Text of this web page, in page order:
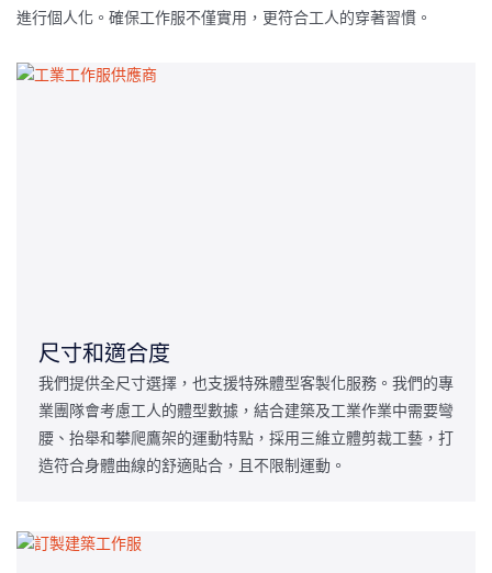
進行個人化。確保工作服不僅實用，更符合工人的穿著習慣。
尺寸和適合度
我們提供全尺寸選擇，也支援特殊體型客製化服務。我們的專
業團隊會考慮工人的體型數據，結合建築及工業作業中需要彎
腰、抬舉和攀爬鷹架的運動特點，採用三維立體剪裁工藝，打
造符合身體曲線的舒適貼合，且不限制運動。